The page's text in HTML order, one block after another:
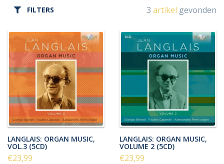
FILTERS 3 artikel gevonden
LANGLAIS: ORGAN MUSIC,
VOL.3 (5CD)
€23,99
LANGLAIS: ORGAN MUSIC,
VOLUME 2 (5CD)
€23,99